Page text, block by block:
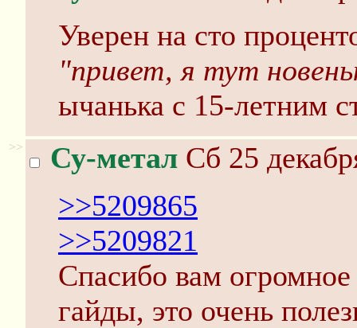
Уверен на сто
"привет, я тут
ычанька с 15-летним
>> Су-метал Сб 25
>>5209865
>>5209821
Спасибо вам
гайды, это очень